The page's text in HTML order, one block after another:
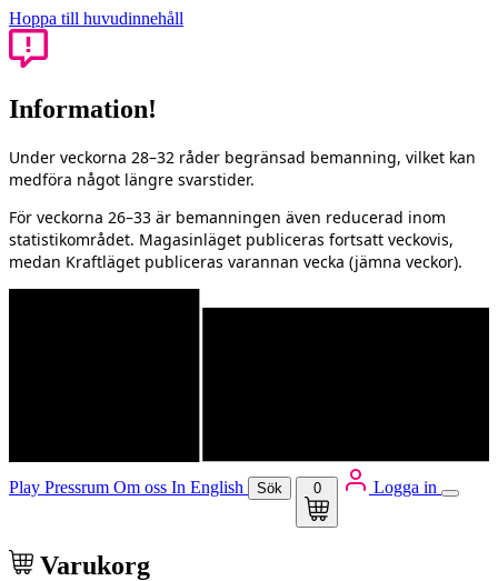
Hoppa till huvudinnehåll
Information!
Under veckorna 28–32 råder begränsad bemanning, vilket kan
medföra något längre svarstider.
För veckorna 26–33 är bemanningen även reducerad inom
statistikområdet. Magasinläget publiceras fortsatt veckovis,
medan Kraftläget publiceras varannan vecka (jämna veckor).
Play Pressrum Om oss In English Sök 0 Logga in
Varukorg